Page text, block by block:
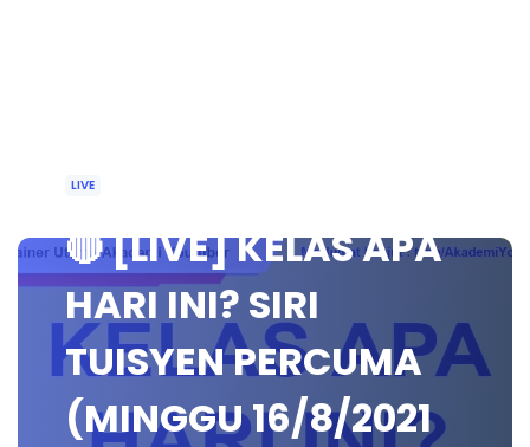
LIVE
🔴 [LIVE] KELAS APA
HARI INI? SIRI
TUISYEN PERCUMA
(MINGGU 16/8/2021